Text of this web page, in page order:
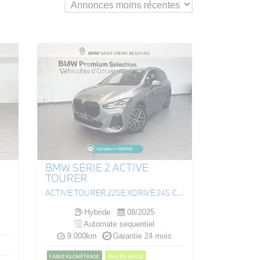
BMW SERIE 2 ACTIVE
TOURER
ACTIVE TOURER 225E XDRIVE 245 CH DKG7 M SPORT
Hybride
08/2025
Automate sequentiel
9 000km
Garantie 24 mois
FAIBLE KILOMÉTRAGE PRIX EN BAISSE